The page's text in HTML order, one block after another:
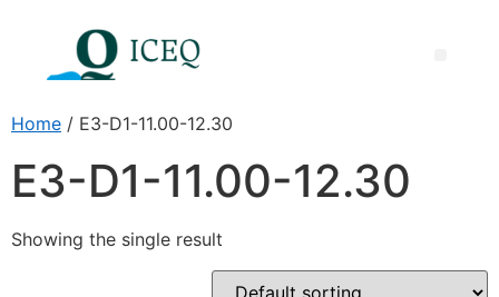
Home / E3-D1-11.00-12.30
E3-D1-11.00-12.30
Showing the single result